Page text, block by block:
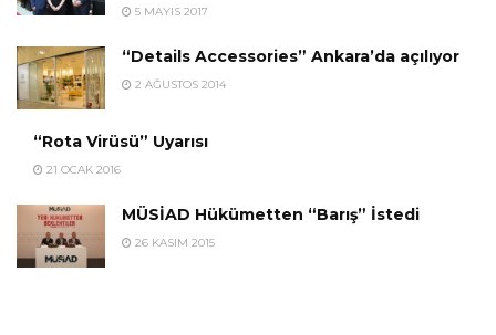
5 MAYIS 2017
“Details Accessories” Ankara’da açılıyor
2 AĞUSTOS 2014
“Rota Virüsü” Uyarısı
21 OCAK 2016
MÜSİAD Hükümetten “Barış” İstedi
26 KASIM 2015